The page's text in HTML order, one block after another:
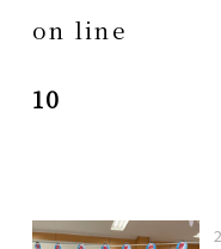
on line
10